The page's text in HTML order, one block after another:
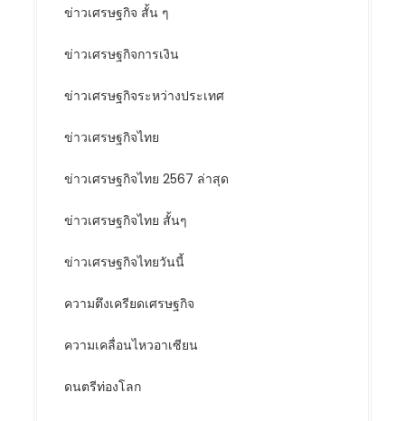
ข่าวเศรษฐกิจ สั้น ๆ
ข่าวเศรษฐกิจการเงิน
ข่าวเศรษฐกิจระหว่างประเทศ
ข่าวเศรษฐกิจไทย
ข่าวเศรษฐกิจไทย 2567 ล่าสุด
ข่าวเศรษฐกิจไทย สั้นๆ
ข่าวเศรษฐกิจไทยวันนี้
ความตึงเครียดเศรษฐกิจ
ความเคลื่อนไหวอาเซียน
ดนตรีท่องโลก